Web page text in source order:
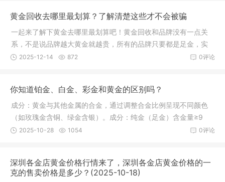
黄金回收去哪里最划算？了解清楚这些才不会被骗
一起来了解下黄金去哪里最划算吧！黄金回收和品牌没有一点关
系，不是说品牌越大黄金就越贵，所有的品牌只要都是足金，实
时价格都是没有区别的。小金花在此提醒消费者，在出手黄金首
0评论
2025-12-14 872
你知道铂金、白金、彩金和黄金的区别吗？
成分：黄金与其他金属的合金，通过调整合金比例呈现不同颜色
（如玫瑰金含铜、绿金含银）。成分：纯金（足金）含金量≥9
9%，K金为黄金与其他金属的合金（如24K为纯金）。白金（白0评论
2025-10-28 1054
深圳各金店黄金价格行情来了，深圳各金店黄金价格的一
克的售卖价格是多少？(2025-10-18)